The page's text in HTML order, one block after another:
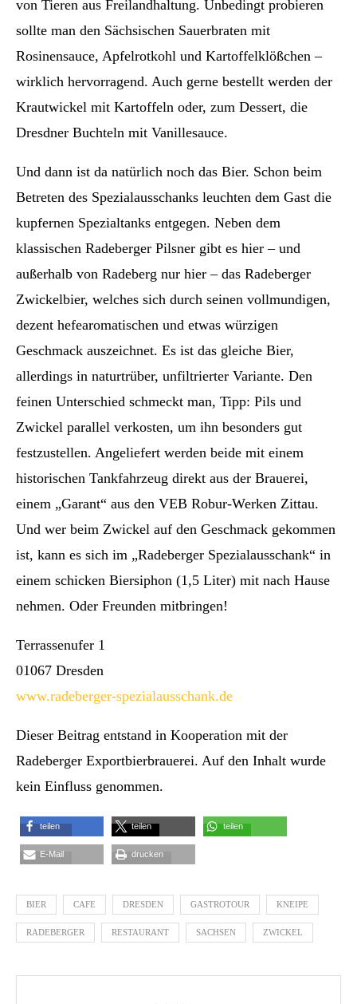
von Tieren aus Freilandhaltung. Unbedingt probieren
sollte man den Sächsischen Sauerbraten mit
Rosinensauce, Apfelrotkohl und Kartoffelklößchen –
wirklich hervorragend. Auch gerne bestellt werden der
Krautwickel mit Kartoffeln oder, zum Dessert, die
Dresdner Buchteln mit Vanillesauce.
Und dann ist da natürlich noch das Bier. Schon beim
Betreten des Spezialausschanks leuchten dem Gast die
kupfernen Spezialtanks entgegen. Neben dem
klassischen Radeberger Pilsner gibt es hier – und
außerhalb von Radeberg nur hier – das Radeberger
Zwickelbier, welches sich durch seinen vollmundigen,
dezent hefearomatischen und etwas würzigen
Geschmack auszeichnet. Es ist das gleiche Bier,
allerdings in naturtrüber, unfiltrierter Variante. Den
feinen Unterschied schmeckt man, Tipp: Pils und
Zwickel parallel verkosten, um ihn besonders gut
festzustellen. Angeliefert werden beide mit einem
historischen Tankfahrzeug direkt aus der Brauerei,
einem „Garant“ aus den VEB Robur-Werken Zittau.
Und wer beim Zwickel auf den Geschmack gekommen
ist, kann es sich im „Radeberger Spezialausschank“ in
einem schicken Biersiphon (1,5 Liter) mit nach Hause
nehmen. Oder Freunden mitbringen!
Terrassenufer 1
01067 Dresden
www.radeberger-spezialausschank.de
Dieser Beitrag entstand in Kooperation mit der
Radeberger Exportbierbrauerei. Auf den Inhalt wurde
kein Einfluss genommen.
teilen teilen teilen
E-Mail drucken
BIER CAFE DRESDEN GASTROTOUR KNEIPE
RADEBERGER RESTAURANT SACHSEN ZWICKEL